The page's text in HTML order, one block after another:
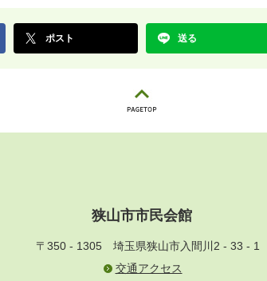
ポスト 送る
狭山市市民会館
〒350 - 1305 埼玉県狭山市入間川2 - 33 - 1
交通アクセス